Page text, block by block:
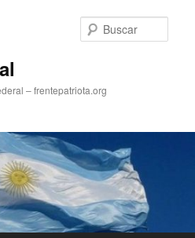
– frentepatriota.org